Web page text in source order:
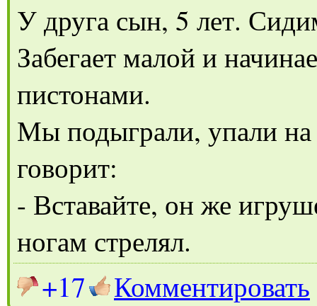
У друга сын, 5 лет.
Забегает малой и
пистонами.
Мы подыграли, упали
говорит:
- Вставайте, он же
ногам стрелял.
+17
Комментировать